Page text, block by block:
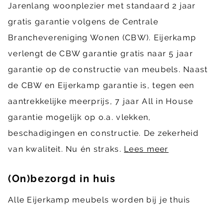
Jarenlang woonplezier met standaard 2 jaar
gratis garantie volgens de Centrale
Branchevereniging Wonen (CBW). Eijerkamp
verlengt de CBW garantie gratis naar 5 jaar
garantie op de constructie van meubels. Naast
de CBW en Eijerkamp garantie is, tegen een
aantrekkelijke meerprijs, 7 jaar All in House
garantie mogelijk op o.a. vlekken,
beschadigingen en constructie. De zekerheid
van kwaliteit. Nu én straks. Lees meer
(On)bezorgd in huis
Alle Eijerkamp meubels worden bij je thuis